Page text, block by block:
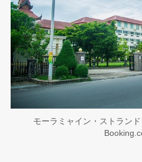
モーラミャイン・ストラン